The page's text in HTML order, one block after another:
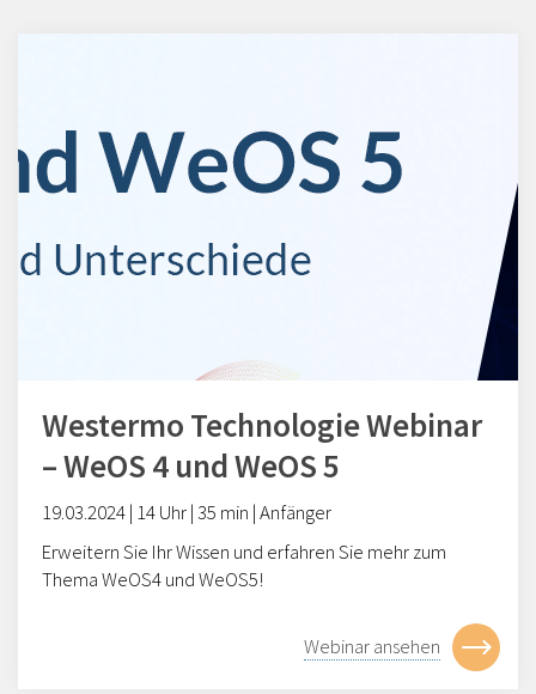
Westermo Technologie Webinar
– WeOS 4 und WeOS 5
19.03.2024| 14 Uhr |35 min |Anfänger
Erweitern Sie Ihr Wissen und erfahren Sie mehr zum
Thema WeOS4 und WeOS5!
Webinar ansehen